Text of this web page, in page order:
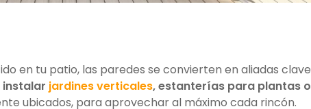
en tu patio, las paredes se convierten en aliadas clave
instalar jardines verticales, estanterías para plantas o
ubicados, para aprovechar al máximo cada rincón.